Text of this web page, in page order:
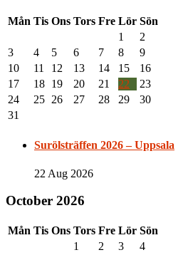
Mån Tis Ons Tors Fre Lör Sön
1
2
3
4 5 6 7 8
9
10
11 12 13 14 15
16
17
18 19 20 21 22
23
24
25 26 27 28 29
30
31
Surölsträffen 2026 – Uppsala
22 Aug 2026
October 2026
Mån Tis Ons Tors Fre Lör Sön
1
2 3
4